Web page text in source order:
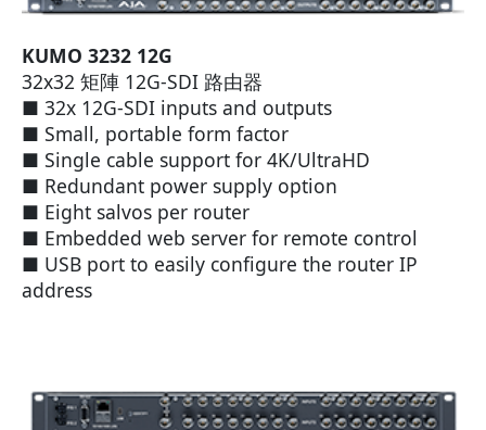
KUMO 3232 12G
32x32 矩陣 12G-SDI 路由器
■ 32x 12G-SDI inputs and outputs
■ Small, portable form factor
■ Single cable support for 4K/UltraHD
■ Redundant power supply option
■ Eight salvos per router
■ Embedded web server for remote control
■ USB port to easily configure the router IP
address